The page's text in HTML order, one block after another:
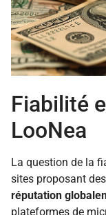
Fiabilité
LooNea
La question de la
sites proposant
réputation
plateformes de